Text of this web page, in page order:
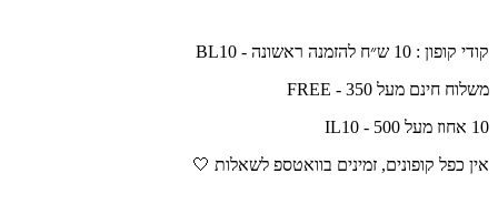
קודי קופון : 10 ש״ח להזמנה ראשונה - BL10
משלוח חינם מעל 350 - FREE
10 אחוז מעל 500 - IL10
אין כפל קופונים, זמינים בוואטספ לשאלות 🤍